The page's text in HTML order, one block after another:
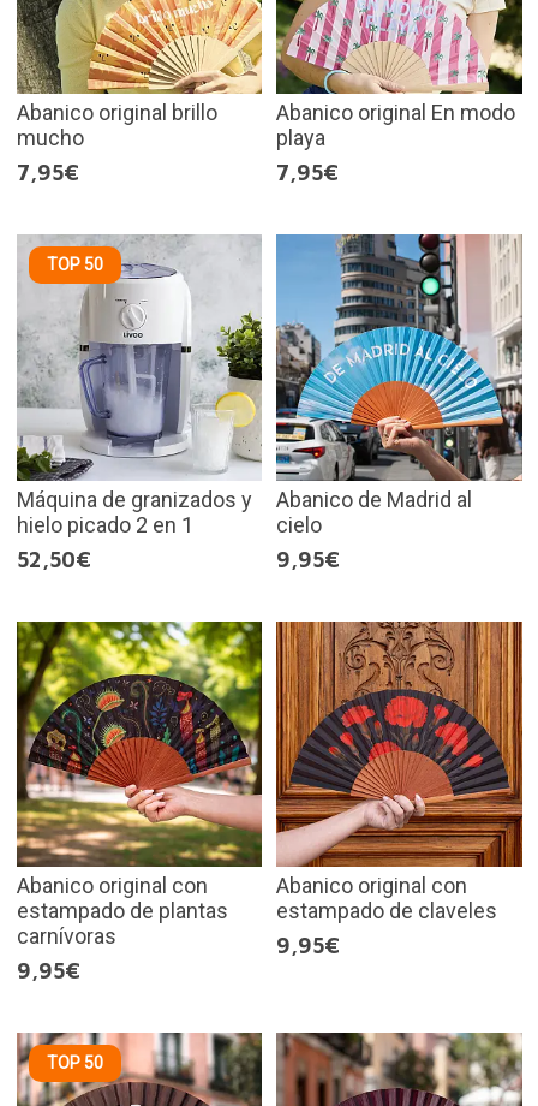
Abanico original brillo
mucho
7,95€
Abanico original En modo
playa
7,95€
TOP 50
Máquina de granizados y
hielo picado 2 en 1
52,50€
Abanico de Madrid al
cielo
9,95€
Abanico original con
estampado de plantas
carnívoras
9,95€
Abanico original con
estampado de claveles
9,95€
TOP 50